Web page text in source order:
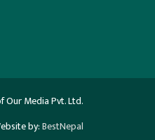
Media Pvt. Ltd.
by:BestNepal